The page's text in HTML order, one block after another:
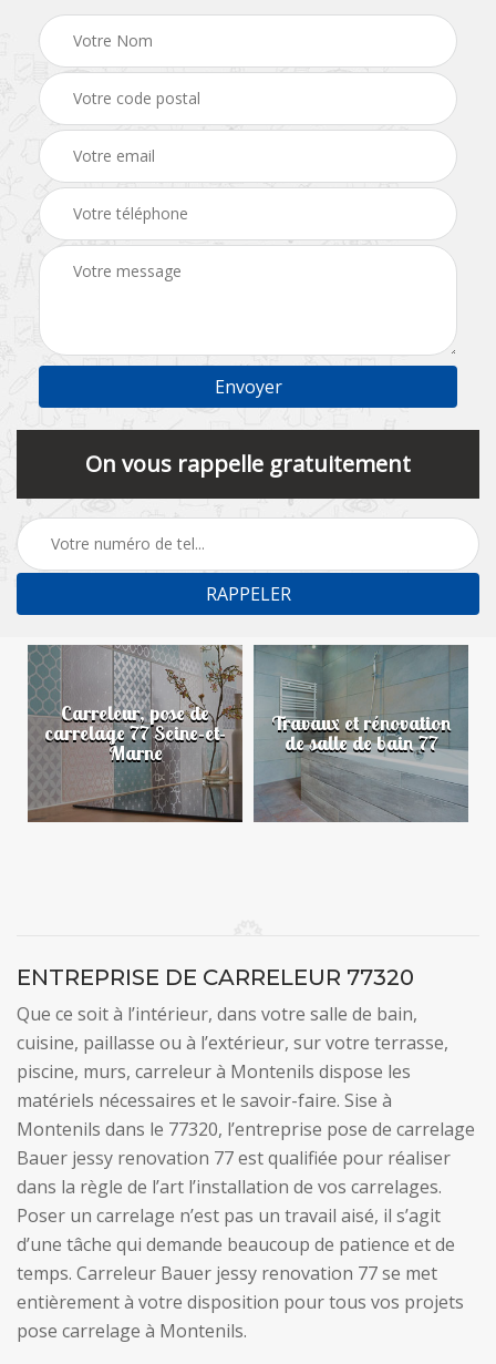
On vous rappelle gratuitement
Carreleur, pose de
carrelage 77 Seine-et-
Marne
Travaux et rénovation
de salle de bain 77
ENTREPRISE DE CARRELEUR 77320
Que ce soit à l’intérieur, dans votre salle de bain,
cuisine, paillasse ou à l’extérieur, sur votre terrasse,
piscine, murs, carreleur à Montenils dispose les
matériels nécessaires et le savoir-faire. Sise à
Montenils dans le 77320, l’entreprise pose de carrelage
Bauer jessy renovation 77 est qualifiée pour réaliser
dans la règle de l’art l’installation de vos carrelages.
Poser un carrelage n’est pas un travail aisé, il s’agit
d’une tâche qui demande beaucoup de patience et de
temps. Carreleur Bauer jessy renovation 77 se met
entièrement à votre disposition pour tous vos projets
pose carrelage à Montenils.